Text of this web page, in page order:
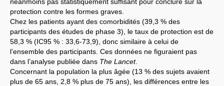
protection contre les formes graves.
Chez les patients ayant des comorbidités (39,3 % des
participants des études de phase 3), le taux de protection est de
58,3 % (IC95 % : 33,6-73,9), donc similaire à celui de
l’ensemble des participants. Ces données ne figuraient pas
dans l’analyse publiée dans The Lancet.
Concernant la population la plus âgée (13 % des sujets avaient
plus de 65 ans, 2,8 % plus de 75 ans), les différences entre les